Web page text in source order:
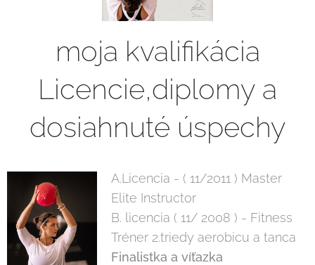
moja kvalifikácia
Licencie,diplomy a
dosiahnuté úspechy
A.Licencia - ( 11/2011 ) Master
Elite Instructor
B. licencia ( 11/ 2008 ) - Fitness
Tréner 2.triedy aerobicu a tanca
Finalistka a víťazka